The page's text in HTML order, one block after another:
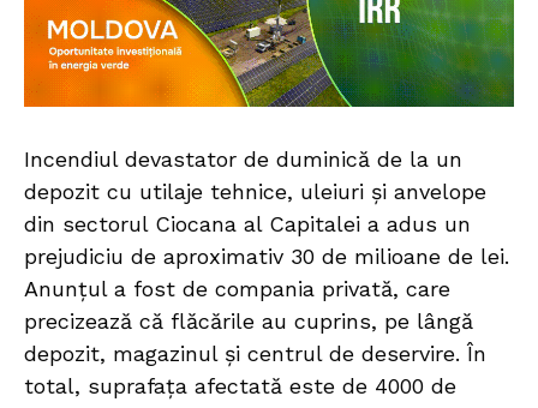
Incendiul devastator de duminică de la un
depozit cu utilaje tehnice, uleiuri și anvelope
din sectorul Ciocana al Capitalei a adus un
prejudiciu de aproximativ 30 de milioane de lei.
Anunțul a fost de compania privată, care
precizează că flăcările au cuprins, pe lângă
depozit, magazinul și centrul de deservire. În
total, suprafața afectată este de 4000 de